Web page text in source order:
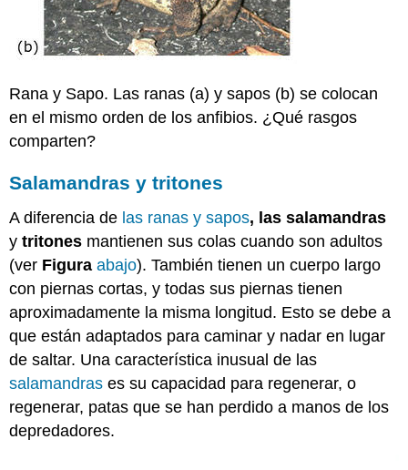
Rana y Sapo. Las ranas (a) y sapos (b) se colocan
en el mismo orden de los anfibios. ¿Qué rasgos
comparten?
Salamandras y tritones
A diferencia de las ranas y sapos, las salamandras
ytritones mantienen sus colas cuando son adultos
(ver Figura abajo). También tienen un cuerpo largo
con piernas cortas, y todas sus piernas tienen
aproximadamente la misma longitud. Esto se debe a
que están adaptados para caminar y nadar en lugar
de saltar. Una característica inusual de las
salamandras es su capacidad para regenerar, o
regenerar, patas que se han perdido a manos de los
depredadores.